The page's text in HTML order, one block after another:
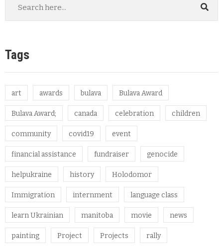
Tags
art awards bulava Bulava Award
Bulava Award; canada celebration children
community covid19 event
financial assistance fundraiser genocide
helpukraine history Holodomor
Immigration internment language class
learn Ukrainian manitoba movie news
painting Project Projects rally